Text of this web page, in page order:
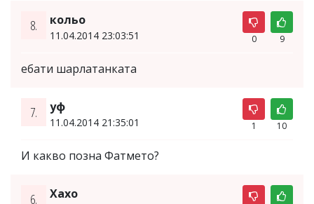
8. кольо
11.04.2014 23:03:51 0 9
ебати шарлатанката
7. уф
11.04.2014 21:35:01 1 10
И какво позна Фатмето?
6. Xaxo